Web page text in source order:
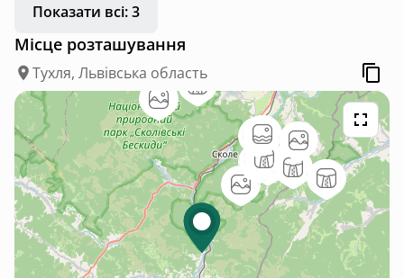
Показати всі: 3
Місце розташування
Тухля, Львівська область